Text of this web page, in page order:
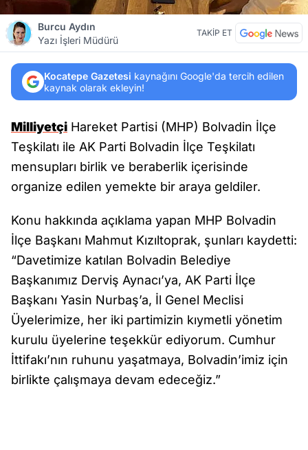
Burcu Aydın
Yazı İşleri Müdürü
TAKİP ET
Kocatepe Gazetesi kaynağını Google'da tercih edilen
kaynak olarak ekleyin!
Milliyetçi Hareket Partisi (MHP) Bolvadin İlçe
Teşkilatı ile AK Parti Bolvadin İlçe Teşkilatı
mensupları birlik ve beraberlik içerisinde
organize edilen yemekte bir araya geldiler.
Konu hakkında açıklama yapan MHP Bolvadin
İlçe Başkanı Mahmut Kızıltoprak, şunları kaydetti:
“Davetimize katılan Bolvadin Belediye
Başkanımız Derviş Aynacı’ya, AK Parti İlçe
Başkanı Yasin Nurbaş’a, İl Genel Meclisi
Üyelerimize, her iki partimizin kıymetli yönetim
kurulu üyelerine teşekkür ediyorum. Cumhur
İttifakı’nın ruhunu yaşatmaya, Bolvadin’imiz için
birlikte çalışmaya devam edeceğiz.”